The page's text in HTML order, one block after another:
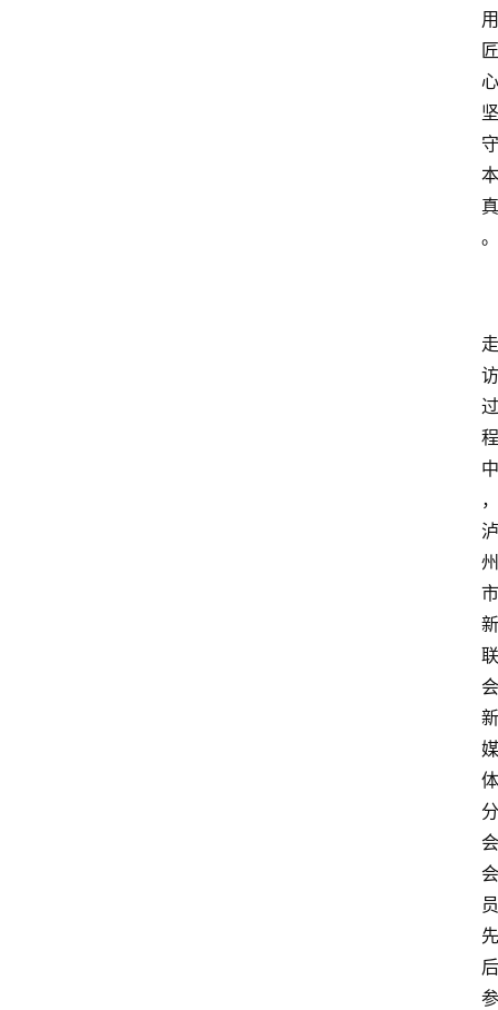
用
匠
心
坚
守
本
真
。
走
访
过
程
中
，
泸
州
市
新
联
会
新
媒
体
分
会
会
员
先
后
参